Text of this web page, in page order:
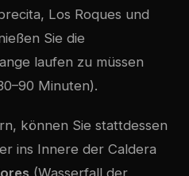
Los Roques und
Sie die
laufen zu müssen
Minuten).
können Sie stattdessen
ins Innere der Caldera
(Wasserfall der